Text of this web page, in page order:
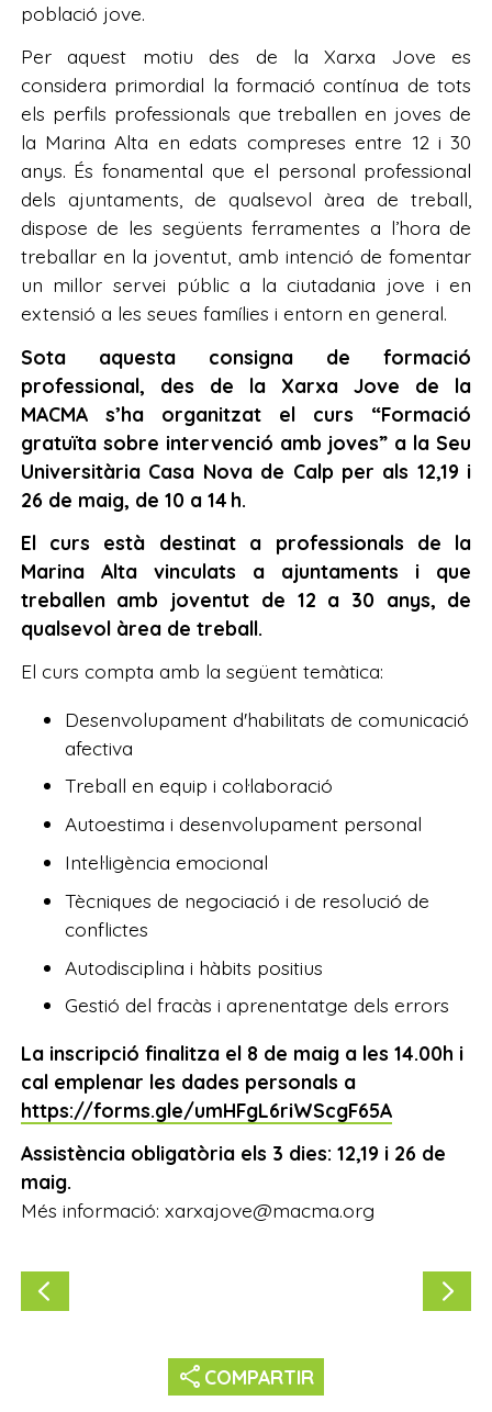
població jove.
Per aquest motiu des de la Xarxa Jove es
considera primordial la formació contínua de tots
els perfils professionals que treballen en joves de
la Marina Alta en edats compreses entre 12 i 30
anys. És fonamental que el personal professional
dels ajuntaments, de qualsevol àrea de treball,
dispose de les següents ferramentes a l’hora de
treballar en la joventut, amb intenció de fomentar
un millor servei públic a la ciutadania jove i en
extensió a les seues famílies i entorn en general.
Sota aquesta consigna de formació
professional, des de la Xarxa Jove de la
MACMA s’ha organitzat el curs “Formació
gratuïta sobre intervenció amb joves” a la Seu
Universitària Casa Nova de Calp per als 12,19 i
26 de maig, de 10 a 14 h.
El curs està destinat a professionals de la
Marina Alta vinculats a ajuntaments i que
treballen amb joventut de 12 a 30 anys, de
qualsevol àrea de treball.
El curs compta amb la següent temàtica:
Desenvolupament d'habilitats de comunicació
afectiva
Treball en equip i col·laboració
Autoestima i desenvolupament personal
Intel·ligència emocional
Tècniques de negociació i de resolució de
conflictes
Autodisciplina i hàbits positius
Gestió del fracàs i aprenentatge dels errors
La inscripció finalitza el 8 de maig a les 14.00h i
cal emplenar les dades personals a
https://forms.gle/umHFgL6riWScgF65A
Assistència obligatòria els 3 dies: 12,19 i 26 de
maig.
Més informació: xarxajove@macma.org
share COMPARTIR